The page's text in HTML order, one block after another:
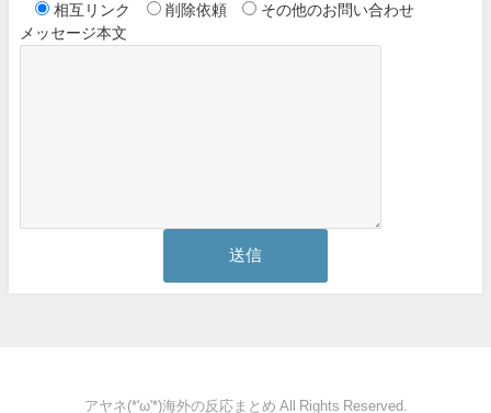
相互リンク 削除依頼
その他のお問い合わせ
メッセージ本文
アヤネ(*'ω'*)海外の反応まとめ All Rights Reserved.